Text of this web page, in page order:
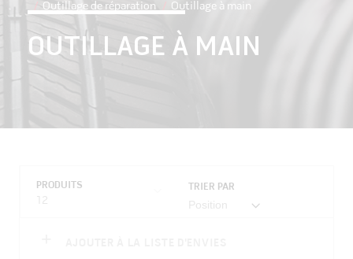
Outillage de réparation
Outillage à main
OUTILLAGE À MAIN
PRODUITS
12
TRIER PAR